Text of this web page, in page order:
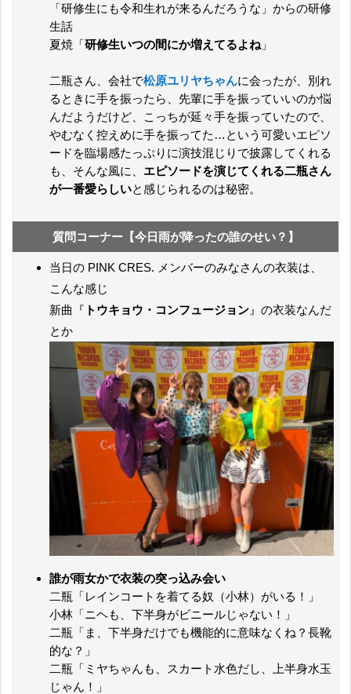
「研修生にも令和生れが来るんだろうな」からの研修
生話
夏焼「研修生いつの間にか増えてるよね 」
二瓶さん、会社で松原ユリヤちゃんに会ったが、別れ
るときに手を振ったら、先輩に手を振っていいのか悩
んだようだけど、こっちが延々手を振っていたので、
やむなく控えめに手を振ってた…という可愛いエピソ
ードを臨場感たっぷりに演技混じりで披露してくれる
も、そんな風に、 エピソードを演じてくれる二瓶さん
が一番愛らしいと感じられるのは秘密。
質問コーナー【今日雨が降ったの誰のせい？】
当日の PINK CRES. メンバーのみなさんの衣装は、
こんな感じ
新曲『 トウキョウ・コンフュージョン 』の衣装なんだ
とか
誰が雨女かで衣装の突っ込み会い
二瓶「レインコートを着てる奴（小林）がいる！」
小林「ニヘも、下半身がビニールじゃない！」
二瓶「ま、下半身だけでも機能的に意味なくね？長靴
的な？」
二瓶「ミヤちゃんも、スカート水色だし、上半身水玉
じゃん！」